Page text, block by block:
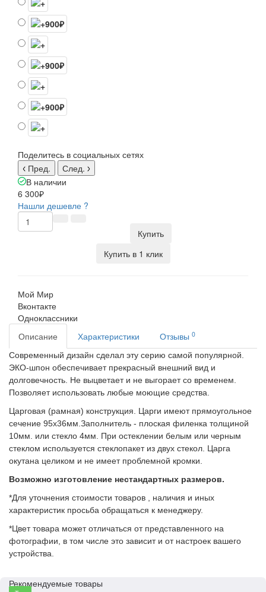
Поделитесь в социальных сетях
Пред.
След.
В наличии
6 300₽
Нашли дешевле ?
Купить
Купить в 1 клик
Мой Мир
Вконтакте
Одноклассники
Описание
Характеристики Отзывы 0
Современный дизайн сделал эту серию самой популярной.
ЭКО-шпон обеспечивает прекрасный внешний вид и
долговечность. Не выцветает и не выгорает со временем.
Позволяет использовать любые моющие средства.
Царговая (рамная) конструкция. Царги имеют прямоугольное
сечение 95х36мм.Заполнитель - плоская филенка толщиной
10мм. или стекло 4мм. При остеклении белым или черным
стеклом используется стеклопакет из двух стекол. Царга
окутана целиком и не имеет проблемной кромки.
Возможно изготовление нестандартных размеров.
*Для уточнения стоимости товаров , наличия и иных
характеристик просьба обращаться к менеджеру.
*Цвет товара может отличаться от представленного на
фотографии, в том числе это зависит и от настроек вашего
устройства.
Рекомендуемые товары